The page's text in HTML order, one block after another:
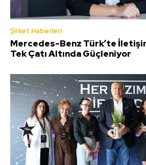
Şirket Haberleri
Mercedes-Benz Türk’te
Tek Çatı Altında Güçleniyor